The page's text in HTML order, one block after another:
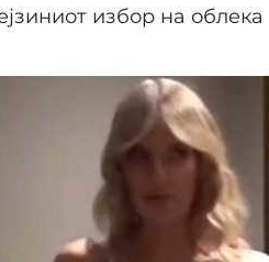
избор на облека